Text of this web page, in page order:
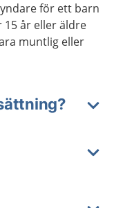
för ett barn
15 år eller äldre
muntlig eller